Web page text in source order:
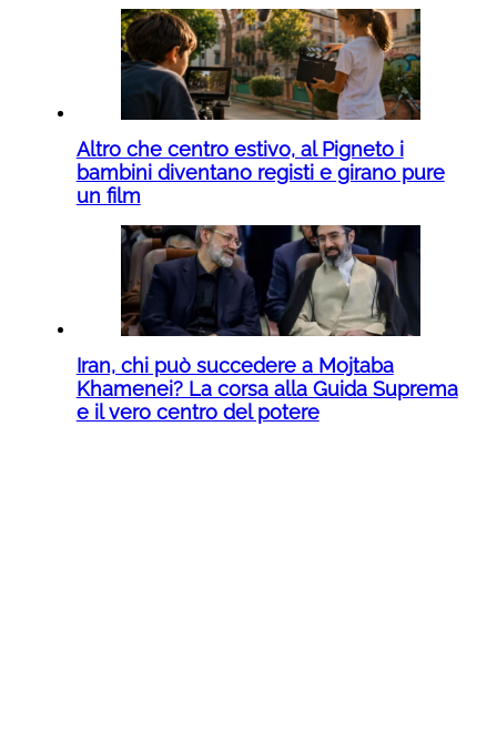
Altro che centro estivo, al Pigneto i
bambini diventano registi e girano pure
un film
Iran, chi può succedere a Mojtaba
Khamenei? La corsa alla Guida Suprema
e il vero centro del potere